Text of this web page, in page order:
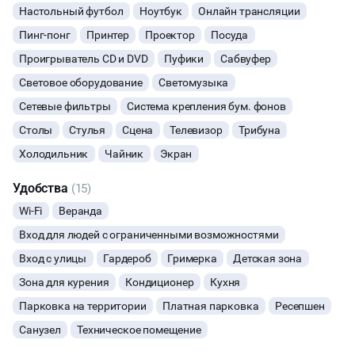
Настольный футбол Ноутбук
Онлайн трансляции
Пинг-понг
Принтер Проектор
Посуда
Проигрыватель CD и DVD
Пуфики
Сабвуфер
Световое оборудование
Светомузыка
Сетевые фильтры
Система крепления бум. фонов
Столы
Стулья Сцена Телевизор
Трибуна
Холодильник
Чайник Экран
Удобства (15)
Wi-Fi
Веранда
Вход для людей с ограниченными возможностями
Вход с улицы
Гардероб Гримерка
Детская зона
Зона для курения
Кондиционер
Кухня
Парковка на территории
Платная парковка
Ресепшен
Санузел
Техническое помещение
ФОТОСЕССИИ
БАНКЕТЫ
ЮБИЛЕЙ
ЙОГА И РАСТЯЖКА
ФИТНЕС
ВЫПУСКНЫЕ
МАЛЬЧИШНИК
ДИСКОТЕКА
СВИДАНИЯ